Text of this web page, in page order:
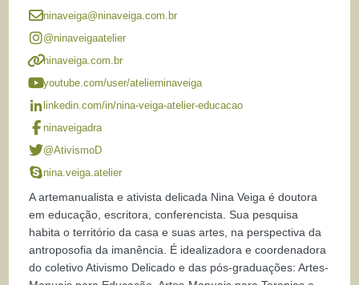
ninaveiga@ninaveiga.com.br
@ninaveigaatelier
ninaveiga.com.br
youtube.com/user/atelierninaveiga
linkedin.com/in/nina-veiga-atelier-educacao
ninaveigadra
@AtivismoD
nina.veiga.atelier
A artemanualista e ativista delicada Nina Veiga é doutora
em educação, escritora, conferencista. Sua pesquisa
habita o território da casa e suas artes, na perspectiva da
antroposofia da imanência. É idealizadora e coordenadora
do coletivo Ativismo Delicado e das pós-graduações: Artes-